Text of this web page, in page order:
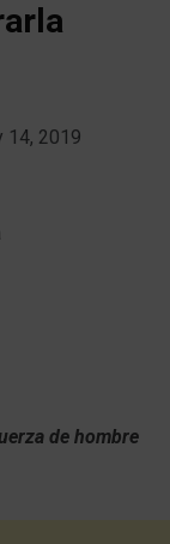
14, 2019
de hombre